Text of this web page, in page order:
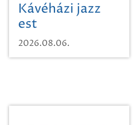
Kávéházi jazz
est
2026.08.06.